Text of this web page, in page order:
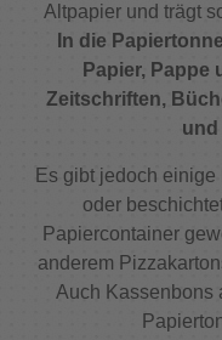
Altpapier und trägt
In die
Papier, Pappe
Zeitschriften,
und
Es gibt jedoch
oder
Papiercontainer
anderem
Auch Kassenbons